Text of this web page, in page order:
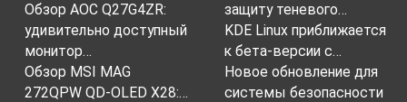
Обзор AOC Q27G4ZR:
удивительно доступный
монитор…
Обзор MSI MAG
272QPW QD-OLED X28:…
защиту теневого…
KDE Linux приближается
к бета-версии с…
Новое обновление для
системы безопасности